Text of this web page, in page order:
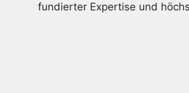
fundierter Expertise und